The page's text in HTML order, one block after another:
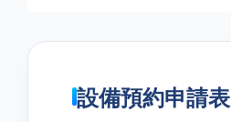
設備預約申請表